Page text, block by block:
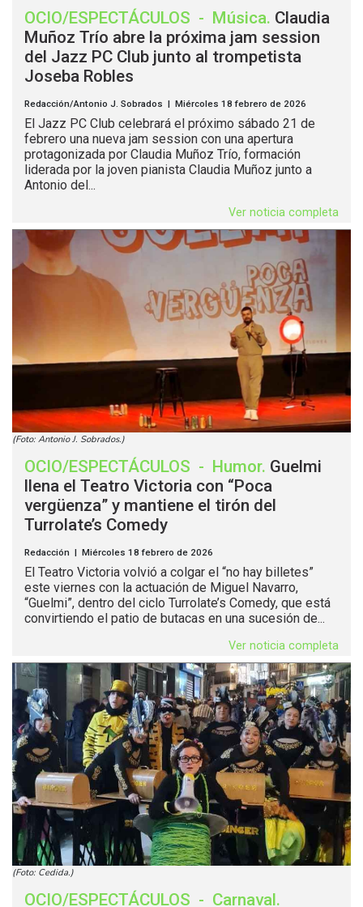
OCIO/ESPECTÁCULOS - Música. Claudia
Muñoz Trío abre la próxima jam session
del Jazz PC Club junto al trompetista
Joseba Robles
Redacción/Antonio J. Sobrados | Miércoles 18 febrero de 2026
El Jazz PC Club celebrará el próximo sábado 21 de
febrero una nueva jam session con una apertura
protagonizada por Claudia Muñoz Trío, formación
liderada por la joven pianista Claudia Muñoz junto a
Antonio del...
Ver noticia completa
(Foto: Antonio J. Sobrados.)
OCIO/ESPECTÁCULOS - Humor. Guelmi
llena el Teatro Victoria con “Poca
vergüenza” y mantiene el tirón del
Turrolate’s Comedy
Redacción | Miércoles 18 febrero de 2026
El Teatro Victoria volvió a colgar el “no hay billetes”
este viernes con la actuación de Miguel Navarro,
“Guelmi”, dentro del ciclo Turrolate’s Comedy, que está
convirtiendo el patio de butacas en una sucesión de...
Ver noticia completa
(Foto: Cedida.)
OCIO/ESPECTÁCULOS - Carnaval .